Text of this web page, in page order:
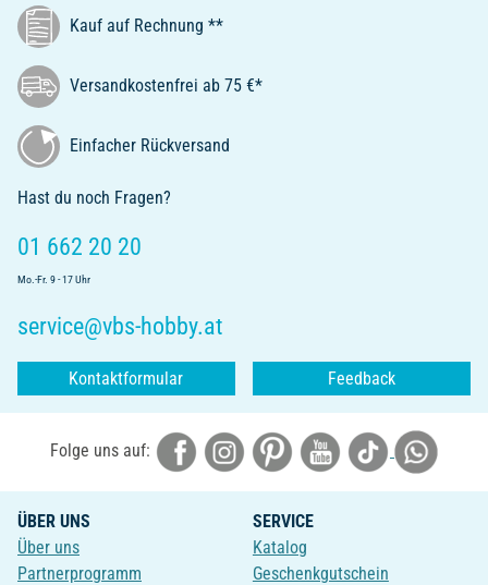
Kauf auf Rechnung **
Versandkostenfrei ab 75 €*
Einfacher Rückversand
Hast du noch Fragen?
01 662 20 20
Mo.-Fr. 9 - 17 Uhr
service@vbs-hobby.at
Kontaktformular Feedback
Folge uns auf:
ÜBER UNS
Über uns
Partnerprogramm
SERVICE
Katalog
Geschenkgutschein